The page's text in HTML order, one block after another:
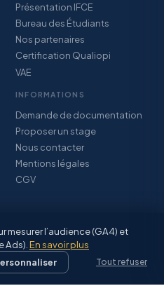
Présentation IFCE
Bureau des Étudiants
Nos partenaires
Certification Qualiopi
VAE
INFORMATIONS
Demande de documentation
Proposer un stage
Nous contacter
Mentions légales
CGV
· Certification Qualiopi · CFA
Est Alsace
·Inscriptions 2026–2027
mesurer l’audience (GA4) et
Ads). En savoir plus
Tout refuser